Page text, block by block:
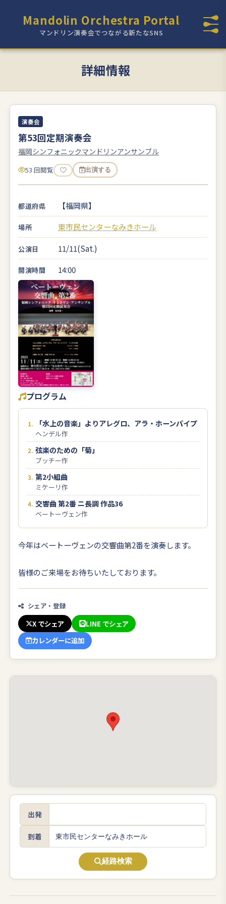
Mandolin Orchestra Portal
マンドリン演奏会でつながる新たなSNS
詳細情報
演奏会
第53回定期演奏会
福岡シンフォニックマンドリンアンサンブル
53 回閲覧 出演する
都道府県 【福岡県】
場所 東市民センターなみきホール
公演日 11/11(Sat.)
開演時間 14:00
プログラム
「水上の音楽」よりアレグロ、アラ・ホーンパイプ
ヘンデル作
弦楽のための「菊」
ブッチー作
第2小組曲
ミケーリ作
交響曲 第2番 ニ長調 作品36
ベートーヴェン作
今年はベートーヴェンの交響曲第2番を演奏します。
皆様のご来場をお待ちいたしております。
シェア・登録
X でシェア
LINE でシェア
カレンダーに追加
出発
到着
経路検索